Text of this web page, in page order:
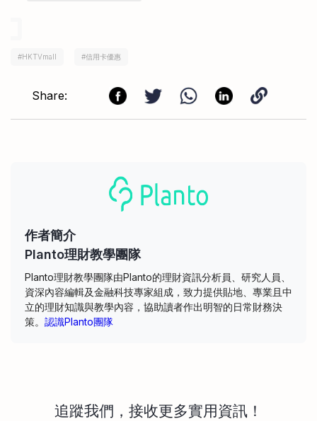
#HKTVmall #信用卡優惠
Share:
作者簡介
Planto理財教學團隊
Planto理財教學團隊由Planto的理財資訊分析員、研究人員、
資深內容編輯及金融科技專家組成，致力提供貼地、專業且中
立的理財知識與教學內容，協助讀者作出明智的日常財務決
策。 認識Planto團隊
追蹤我們，接收更多實用資訊！